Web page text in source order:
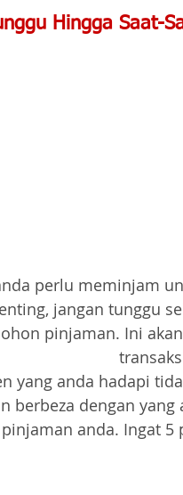
Hingga Saat-
perlu meminjam
jangan tunggu
pinjaman. Ini
yang anda hadapi
berbeza dengan
anda. Ingat